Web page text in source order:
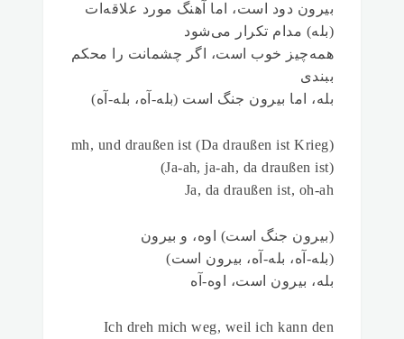
بیرون دود است، اما آهنگ مورد علاقه‌ات
(بله) مدام تکرار می‌شود
همه‌چیز خوب است، اگر چشمانت را محکم
ببندی
بله، اما بیرون جنگ است (بله-آه، بله-آه)
(Da draußen ist Krieg) mh, und draußen ist
(Ja-ah, ja-ah, da draußen ist)
Ja, da draußen ist, oh-ah
(بیرون جنگ است) اوه، و بیرون
(بله-آه، بله-آه، بیرون است)
بله، بیرون است، اوه-آه
Ich dreh mich weg, weil ich kann den